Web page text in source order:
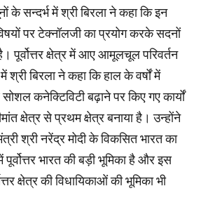
के सन्दर्भ में श्री बिरला ने कहा कि इन
पर टेक्नॉलजी का प्रयोग करके सदनों
पूर्वोत्तर क्षेत्र में आए आमूलचूल परिवर्तन
बिरला ने कहा कि हाल के वर्षों में
कनेक्टिविटी बढ़ाने पर किए गए कार्यों
क्षेत्र से प्रथम क्षेत्र बनाया है। उन्होंने
श्री नरेंद्र मोदी के विकसित भारत का
भारत की बड़ी भूमिका है और इस
क्षेत्र की विधायिकाओं की भूमिका भी